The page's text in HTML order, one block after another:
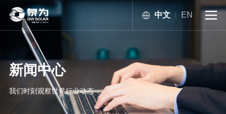
中文 EN 
新闻中心
我们时刻观察世界行业动态